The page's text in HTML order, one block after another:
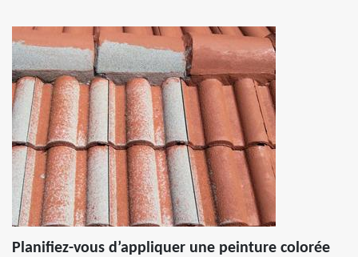
Planifiez-vous d’appliquer une peinture colorée